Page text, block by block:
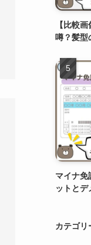
【比較
噂？髪型
マイナ免
ットとデ
カテゴリ